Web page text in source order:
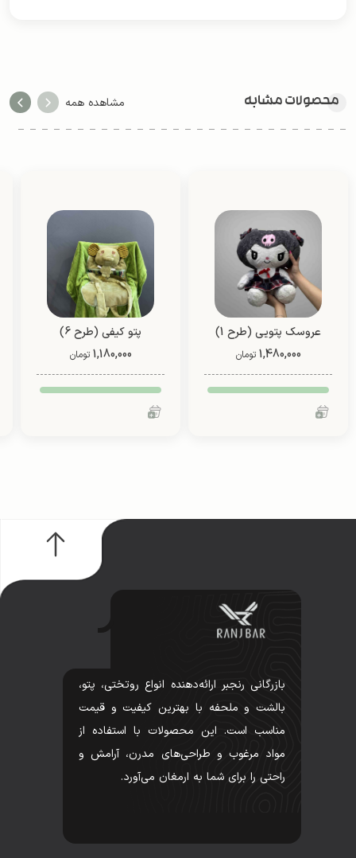
محصولات مشابه مشاهده همه
عروسک پتویی (طرح 1)
1,480,000 تومان
پتو کیفی (طرح 6)
1,180,000 تومان
بازرگانی رنجبر ارائه‌دهنده انواع روتختی، پتو،
بالشت و ملحفه با بهترین کیفیت و قیمت
مناسب است. این محصولات با استفاده از
مواد مرغوب و طراحی‌های مدرن، آرامش و
راحتی را برای شما به ارمغان می‌آورد.